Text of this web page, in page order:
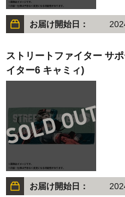
お届け開始日：
ストリートファイター サ
イター6 キャミィ)
お届け開始日：